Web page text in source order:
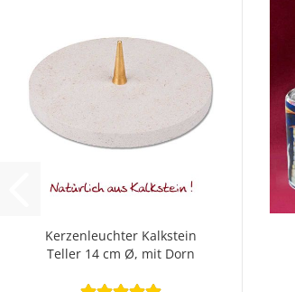
Kerzenleuchter Kalkstein
Teller 14 cm Ø, mit Dorn